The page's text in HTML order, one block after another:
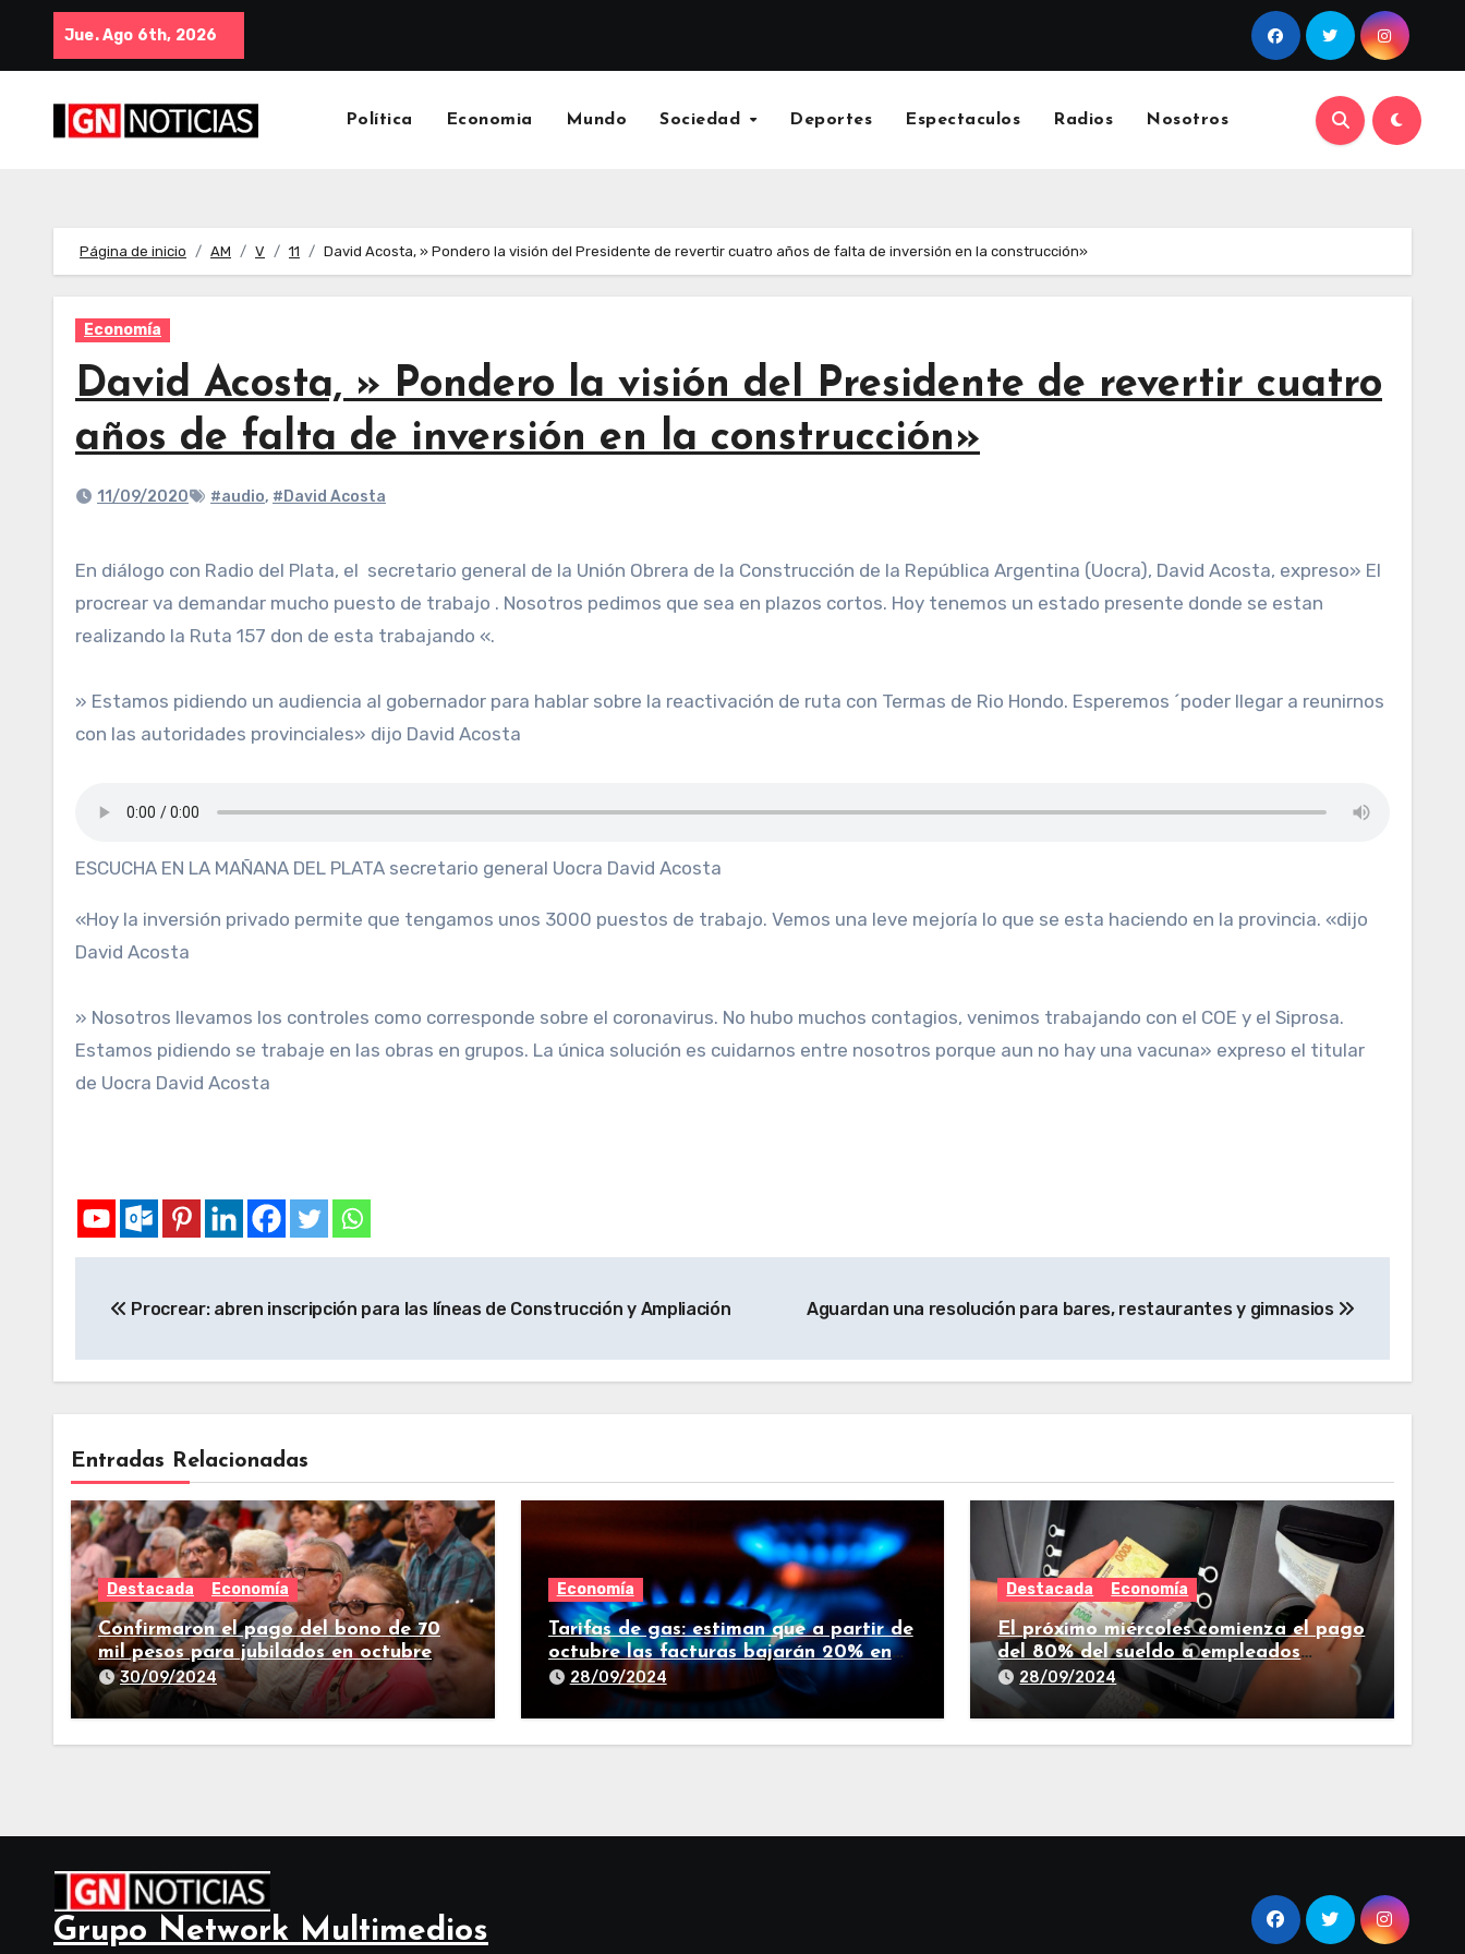
Jue. Ago 6th, 2026
Política Economia Mundo Sociedad Deportes Espectaculos Radios Nosotros
Página de inicio AM V 11 David Acosta, » Pondero la visión del Presidente de revertir cuatro años de falta de inversión en la construcción»
Economía
David Acosta, » Pondero la visión del Presidente de revertir cuatro
años de falta de inversión en la construcción»
11/09/2020 #audio, #David Acosta
En diálogo con Radio del Plata, el secretario general de la Unión Obrera de la Construcción de la República Argentina (Uocra), David Acosta, expreso» El
procrear va demandar mucho puesto de trabajo . Nosotros pedimos que sea en plazos cortos. Hoy tenemos un estado presente donde se estan
realizando la Ruta 157 don de esta trabajando «.
» Estamos pidiendo un audiencia al gobernador para hablar sobre la reactivación de ruta con Termas de Rio Hondo. Esperemos ´poder llegar a reunirnos
con las autoridades provinciales» dijo David Acosta
ESCUCHA EN LA MAÑANA DEL PLATA secretario general Uocra David Acosta
«Hoy la inversión privado permite que tengamos unos 3000 puestos de trabajo. Vemos una leve mejoría lo que se esta haciendo en la provincia. «dijo
David Acosta
» Nosotros llevamos los controles como corresponde sobre el coronavirus. No hubo muchos contagios, venimos trabajando con el COE y el Siprosa.
Estamos pidiendo se trabaje en las obras en grupos. La única solución es cuidarnos entre nosotros porque aun no hay una vacuna» expreso el titular
de Uocra David Acosta
Procrear: abren inscripción para las líneas de Construcción y Ampliación Aguardan una resolución para bares, restaurantes y gimnasios
Entradas Relacionadas
Destacada Economía
Confirmaron el pago del bono de 70
mil pesos para jubilados en octubre
30/09/2024
Economía
Tarifas de gas: estiman que a partir de
octubre las facturas bajarán 20% en
promedio
28/09/2024
Destacada Economía
El próximo miércoles comienza el pago
del 80% del sueldo a empleados
estatales de Tucumán
28/09/2024
Grupo Network Multimedios